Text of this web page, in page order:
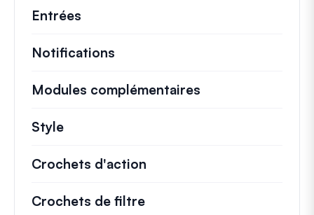
Entrées
Notifications
Modules complémentaires
Style
Crochets d'action
Crochets de filtre